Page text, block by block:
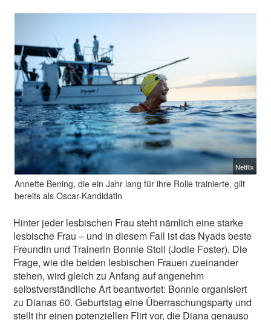
Netflix
Annette Bening, die ein Jahr lang für ihre Rolle trainierte, gilt
bereits als Oscar-Kandidatin
Hinter jeder lesbischen Frau steht nämlich eine starke
lesbische Frau – und in diesem Fall ist das Nyads beste
Freundin und Trainerin Bonnie Stoll (Jodie Foster). Die
Frage, wie die beiden lesbischen Frauen zueinander
stehen, wird gleich zu Anfang auf angenehm
selbstverständliche Art beantwortet: Bonnie organisiert
zu Dianas 60. Geburtstag eine Überraschungsparty und
stellt ihr einen potenziellen Flirt vor, die Diana genauso